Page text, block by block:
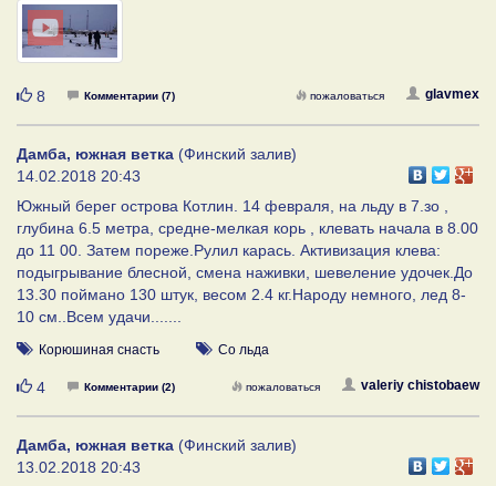
Нравится
8 Комментарии (7) glavmex
пожаловаться
Дамба, южная ветка (Финский залив)
14.02.2018 20:43
Южный берег острова Котлин. 14 февраля, на льду в 7.зо ,
глубина 6.5 метра, средне-мелкая корь , клевать начала в 8.00
до 11 00. Затем пореже.Рулил карась. Активизация клева:
подыгрывание блесной, смена наживки, шевеление удочек.До
13.30 поймано 130 штук, весом 2.4 кг.Народу немного, лед 8-
10 см..Всем удачи.......
Корюшиная снасть Со льда
Нравится
4 Комментарии (2) valeriy chistobaew
пожаловаться
Дамба, южная ветка (Финский залив)
13.02.2018 20:43